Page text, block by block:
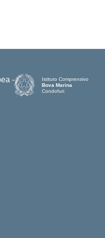
Istituto Comprensivo
Bova Marina
Condofuri